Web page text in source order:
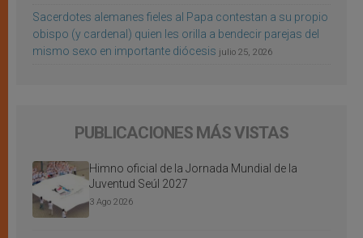
Sacerdotes alemanes fieles al Papa contestan a su propio
obispo (y cardenal) quien les orilla a bendecir parejas del
mismo sexo en importante diócesis julio 25, 2026
PUBLICACIONES MÁS VISTAS
Himno oficial de la Jornada Mundial de la
Juventud Seúl 2027
3 Ago 2026